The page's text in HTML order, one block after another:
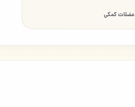
عضلات کمکی